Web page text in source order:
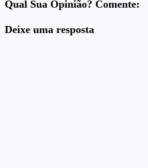
Qual Sua Opinião? Comente:
Deixe uma resposta